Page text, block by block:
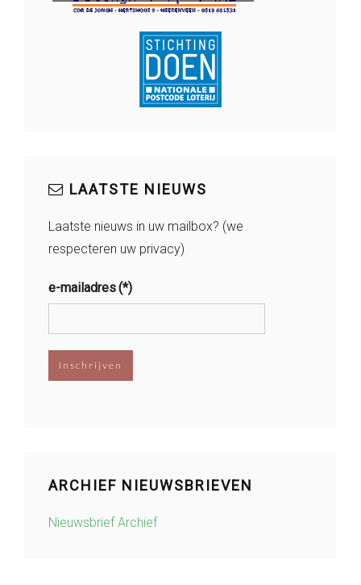
LAATSTE NIEUWS
Laatste nieuws in uw mailbox? (we
respecteren uw privacy)
e-mailadres(*)
Inschrijven
ARCHIEF NIEUWSBRIEVEN
Nieuwsbrief Archief